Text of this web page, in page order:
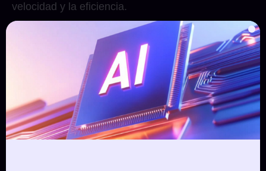
velocidad y la eficiencia.
Este movimiento se alinea con la estrategia más
amplia de Google de implementaciones por etapas
y actualizaciones continuas del modelo dentro de
Gemini, con el objetivo de reforzar su posición
frente a los laboratorios competidores en el cada
vez más competido entorno de herramientas de
productividad basadas en IA. La aparición de un